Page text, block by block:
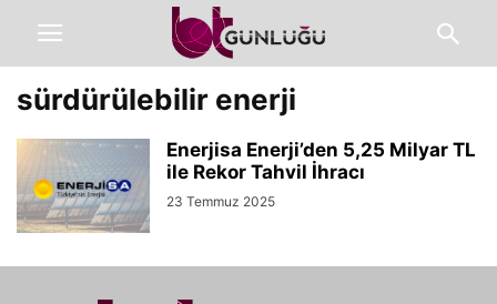
sürdürülebilir enerji
Enerjisa Enerji’den 5,25 Milyar TL
ile Rekor Tahvil İhracı
23 Temmuz 2025